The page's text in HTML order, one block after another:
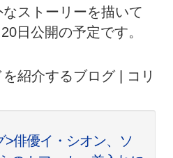
ストーリーを描いて
日公開の予定です。
紹介するブログ | コリ
>俳優イ・シオン、ソ